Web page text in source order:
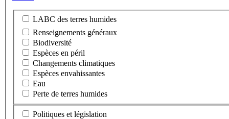
LABC des terres humides
Renseignements généraux
Biodiversité
Espèces en péril
Changements climatiques
Espèces envahissantes
Eau
Perte de terres humides
Politiques et législation